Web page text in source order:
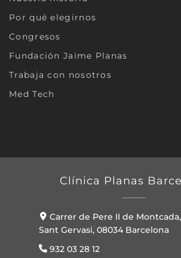
Por qué elegirnos
Congresos
Fundación Jaime Planas
Trabaja con nosotros
Med Tech
Clínica Planas
Carrer de Pere II de Montcada,
Sant Gervasi, 08034 Barcelona
932 03 28 12